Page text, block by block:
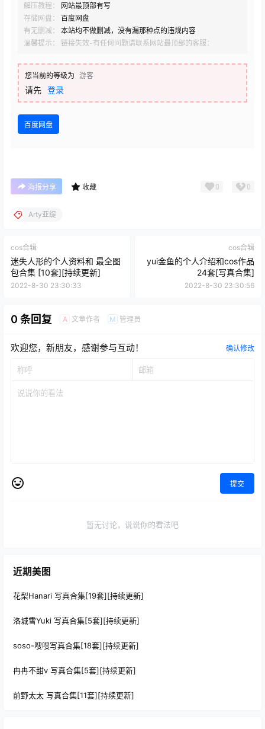
解压教程：
网站最顶部有写
存储网盘：
百度网盘
有无删减：
本站均不做删减，没有漏那种点的违规内容
温馨提示： 链接失效-有任何问题请联系网站最顶部的客服：
您当前的等级为 游客
请先 登录
百度网盘
海报分享 收藏 0 0
Arty亚缇
cos合辑
迷失人形的个人资料和 最全图
包合集 [10套][持续更新]
2022-8-30 23:30:33
cos合辑
yui金鱼的个人介绍和cos作品
24套[写真合集]
2022-8-30 23:30:56
0 条回复 A 文章作者 M 管理员
欢迎您，新朋友，感谢参与互动！ 确认修改
提交
暂无讨论，说说你的看法吧
近期美图
花梨Hanari 写真合集[19套][持续更新]
洛城雪Yuki 写真合集[5套][持续更新]
soso-嗖嗖写真合集[18套][持续更新]
冉冉不甜v 写真合集[5套][持续更新]
前野太太 写真合集[11套][持续更新]